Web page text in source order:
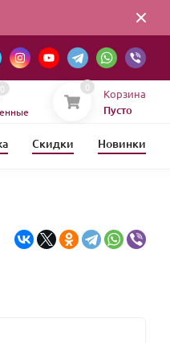
0 0 Корзина
Пусто
Скидки Новинки